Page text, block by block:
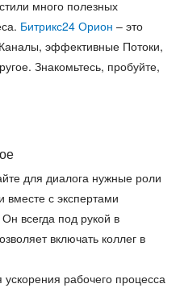
много полезных
Битрикс24 Орион – это
эффективные Потоки,
Знакомьтесь, пробуйте,
для диалога нужные роли
вместе с экспертами
всегда под рукой в
включать коллег в
рабочего процесса